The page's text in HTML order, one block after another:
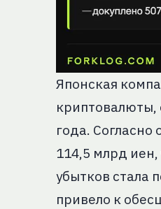
Японская
криптовалюты,
года. Согласно
114,5 млрд
убытков стала
привело к